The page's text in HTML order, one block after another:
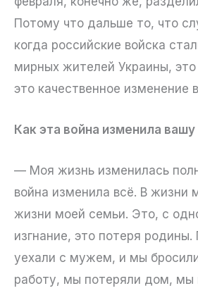
Потому что дальше то, что
когда российские войска
мирных жителей Украины,
это качественное изменение
Как эта война изменила
— Моя жизнь изменилась
война изменила всё. В жизни
жизни моей семьи. Это, с
изгнание, это потеря
уехали с мужем, и мы
работу, мы потеряли дом, мы